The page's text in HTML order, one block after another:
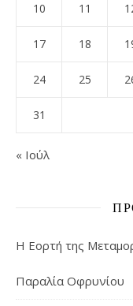
10 11
17 18
24 25
31
« Ιούλ
Η Εορτή της
Παραλία Οφρυνίου